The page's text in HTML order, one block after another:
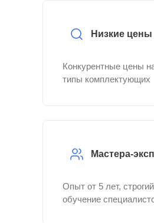
Низкие цены
Конкурентные цены
типы комплектующих
Мастера-
Опыт от 5 лет,
обучение